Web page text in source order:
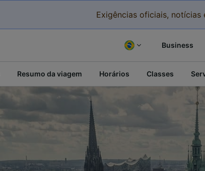
Exigências oficiais, notícias
Business
Resumo da viagem Horários Classes